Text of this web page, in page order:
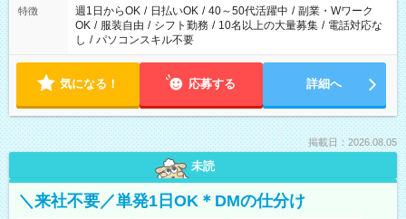
特徴 週1日からOK / 日払いOK / 40～50代活躍中 / 副業・Wワーク
OK / 服装自由 / シフト勤務 / 10名以上の大量募集 / 電話対応な
し / パソコンスキル不要
気になる！ 応募する 詳細へ
掲載日：2026.08.05
未読
＼来社不要／単発1日OK＊DMの仕分け